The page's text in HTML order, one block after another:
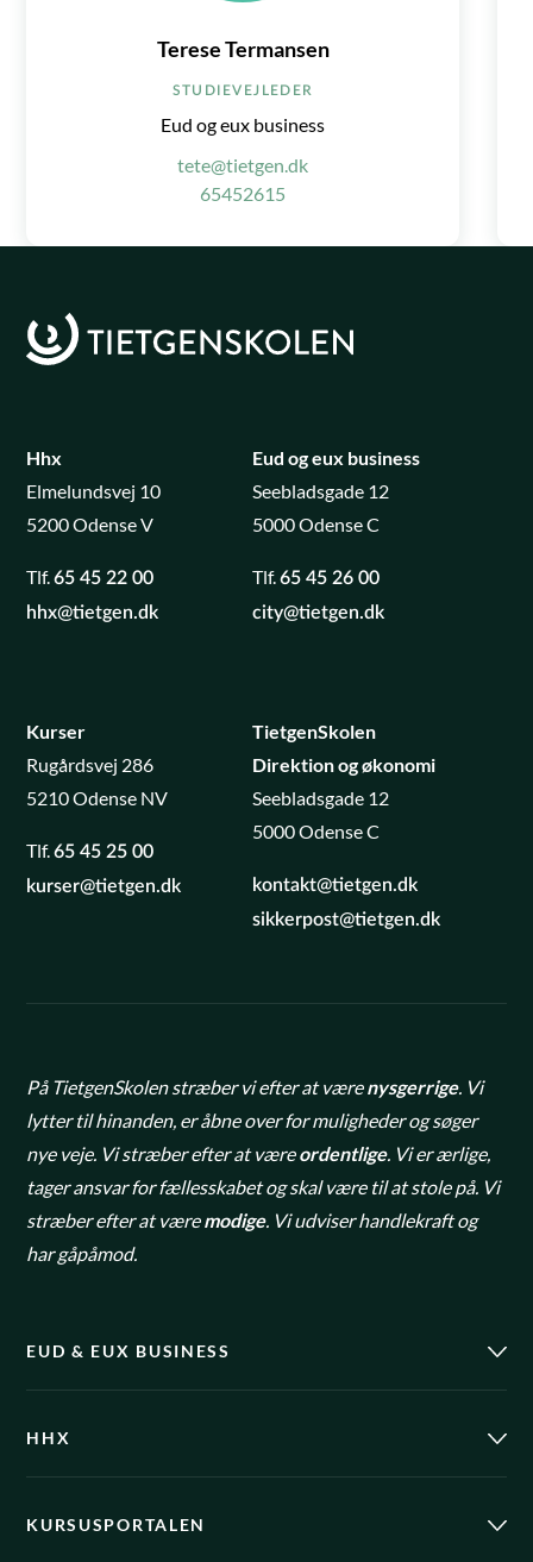
Terese Termansen
STUDIEVEJLEDER
Eud og eux business
tete@tietgen.dk
65452615
Hhx
Elmelundsvej 10
5200 Odense V
Tlf.65 45 22 00
hhx@tietgen.dk
Eud og eux business
Seebladsgade 12
5000 Odense C
Tlf.65 45 26 00
city@tietgen.dk
Kurser
Rugårdsvej 286
5210 Odense NV
Tlf.65 45 25 00
kurser@tietgen.dk
TietgenSkolen
Direktion og økonomi
Seebladsgade 12
5000 Odense C
kontakt@tietgen.dk
sikkerpost@tietgen.dk
På TietgenSkolen stræber vi efter at værenysgerrige. Vi
lytter til hinanden, er åbne over for muligheder og søger
nye veje. Vi stræber efter at væreordentlige. Vi er ærlige,
tager ansvar for fællesskabet og skal være til at stole på. Vi
stræber efter at væremodige. Vi udviser handlekraft og
har gåpåmod.
EUD & EUX BUSINESS
HHX
KURSUSPORTALEN